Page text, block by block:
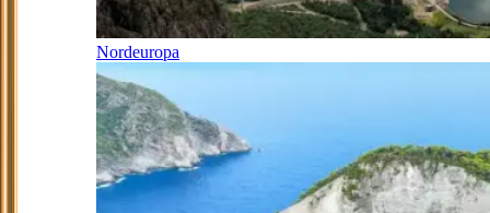
Nordeuropa